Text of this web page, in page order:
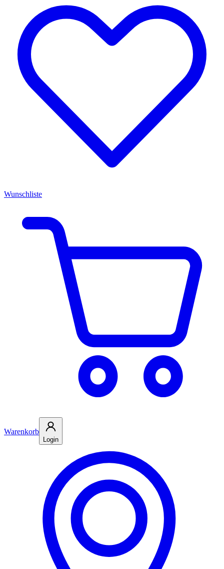
Wunschliste
Warenkorb
Login